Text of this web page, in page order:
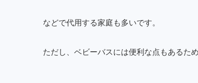
などで代用する家庭も多いです。
ただし、ベビーバスには便利な点もあるため